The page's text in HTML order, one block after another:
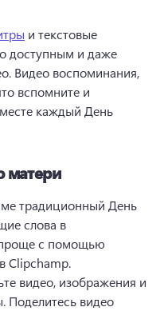
и текстовые
доступным и даже
Видео воспоминания,
вспомните и
каждый День
матери
традиционный День
слова в
с помощью
видео, изображения и
Поделитесь видео